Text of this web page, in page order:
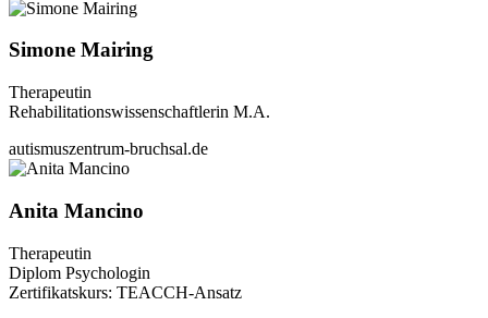
Simone Mairing
Therapeutin
Rehabilitationswissenschaftlerin M.A.
autismuszentrum-bruchsal.de
Anita Mancino
Therapeutin
Diplom Psychologin
Zertifikatskurs: TEACCH-Ansatz